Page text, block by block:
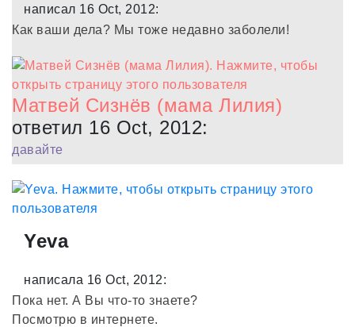
написал 16 Oct, 2012:
Как ваши дела? Мы тоже недавно заболели!
Матвей Сизнёв (мама Лилия)
ответил 16 Oct, 2012:
давайте
Yeva
написала 16 Oct, 2012:
Пока нет. А Вы что-то знаете?
Посмотрю в интернете.